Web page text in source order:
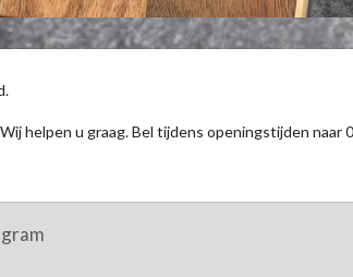
helpen u graag. Bel tijdens openingstijden